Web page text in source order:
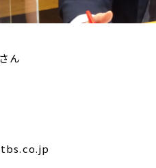
ん